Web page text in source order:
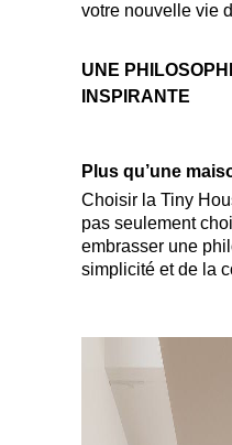
votre nouvelle vie
UNE
INSPIRANTE
Plus qu’une
Choisir la Tiny
pas seulement
embrasser une
simplicité et de la